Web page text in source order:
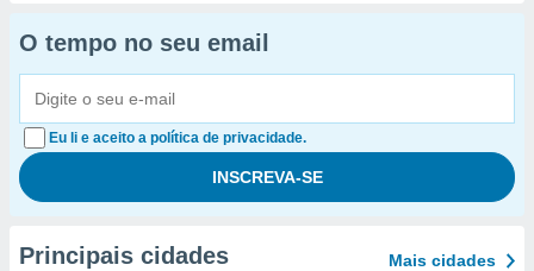
O tempo no seu email
Eu li e aceito a política de privacidade.
Principais cidades Mais cidades